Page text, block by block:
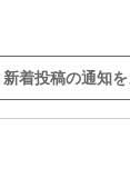
新着投稿の通知